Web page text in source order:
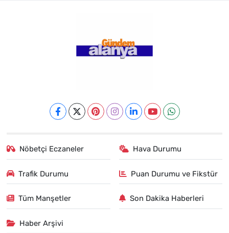
Nöbetçi Eczaneler Hava Durumu
Trafik Durumu Puan Durumu ve Fikstür
Tüm Manşetler Son Dakika Haberleri
Haber Arşivi